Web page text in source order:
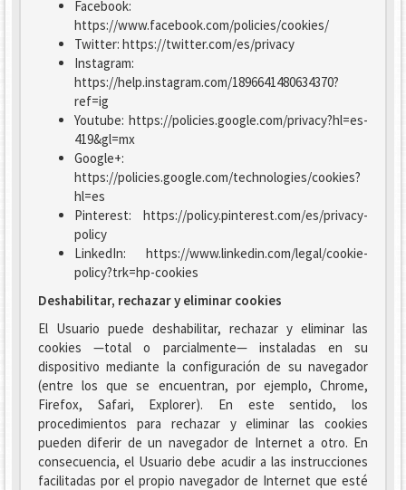
Facebook:
https://www.facebook.com/policies/cookies/
Twitter: https://twitter.com/es/privacy
Instagram:
https://help.instagram.com/1896641480634370?
ref=ig
Youtube: https://policies.google.com/privacy?hl=es-
419&gl=mx
Google+:
https://policies.google.com/technologies/cookies?
hl=es
Pinterest: https://policy.pinterest.com/es/privacy-
policy
LinkedIn: https://www.linkedin.com/legal/cookie-
policy?trk=hp-cookies
Deshabilitar, rechazar y eliminar cookies
El Usuario puede deshabilitar, rechazar y eliminar las
cookies —total o parcialmente— instaladas en su
dispositivo mediante la configuración de su navegador
(entre los que se encuentran, por ejemplo, Chrome,
Firefox, Safari, Explorer). En este sentido, los
procedimientos para rechazar y eliminar las cookies
pueden diferir de un navegador de Internet a otro. En
consecuencia, el Usuario debe acudir a las instrucciones
facilitadas por el propio navegador de Internet que esté